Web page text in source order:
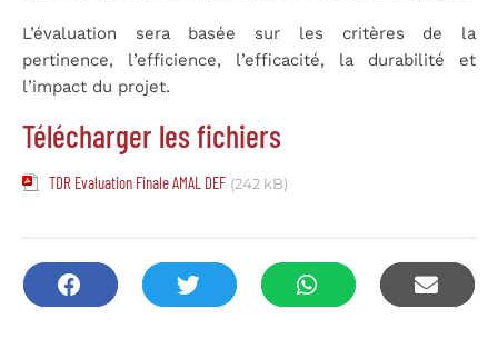
L’évaluation sera basée sur les critères de la
pertinence, l’efficience, l’efficacité, la durabilité et
l’impact du projet.
Télécharger les fichiers
TDR Evaluation Finale AMAL DEF (242 kB)